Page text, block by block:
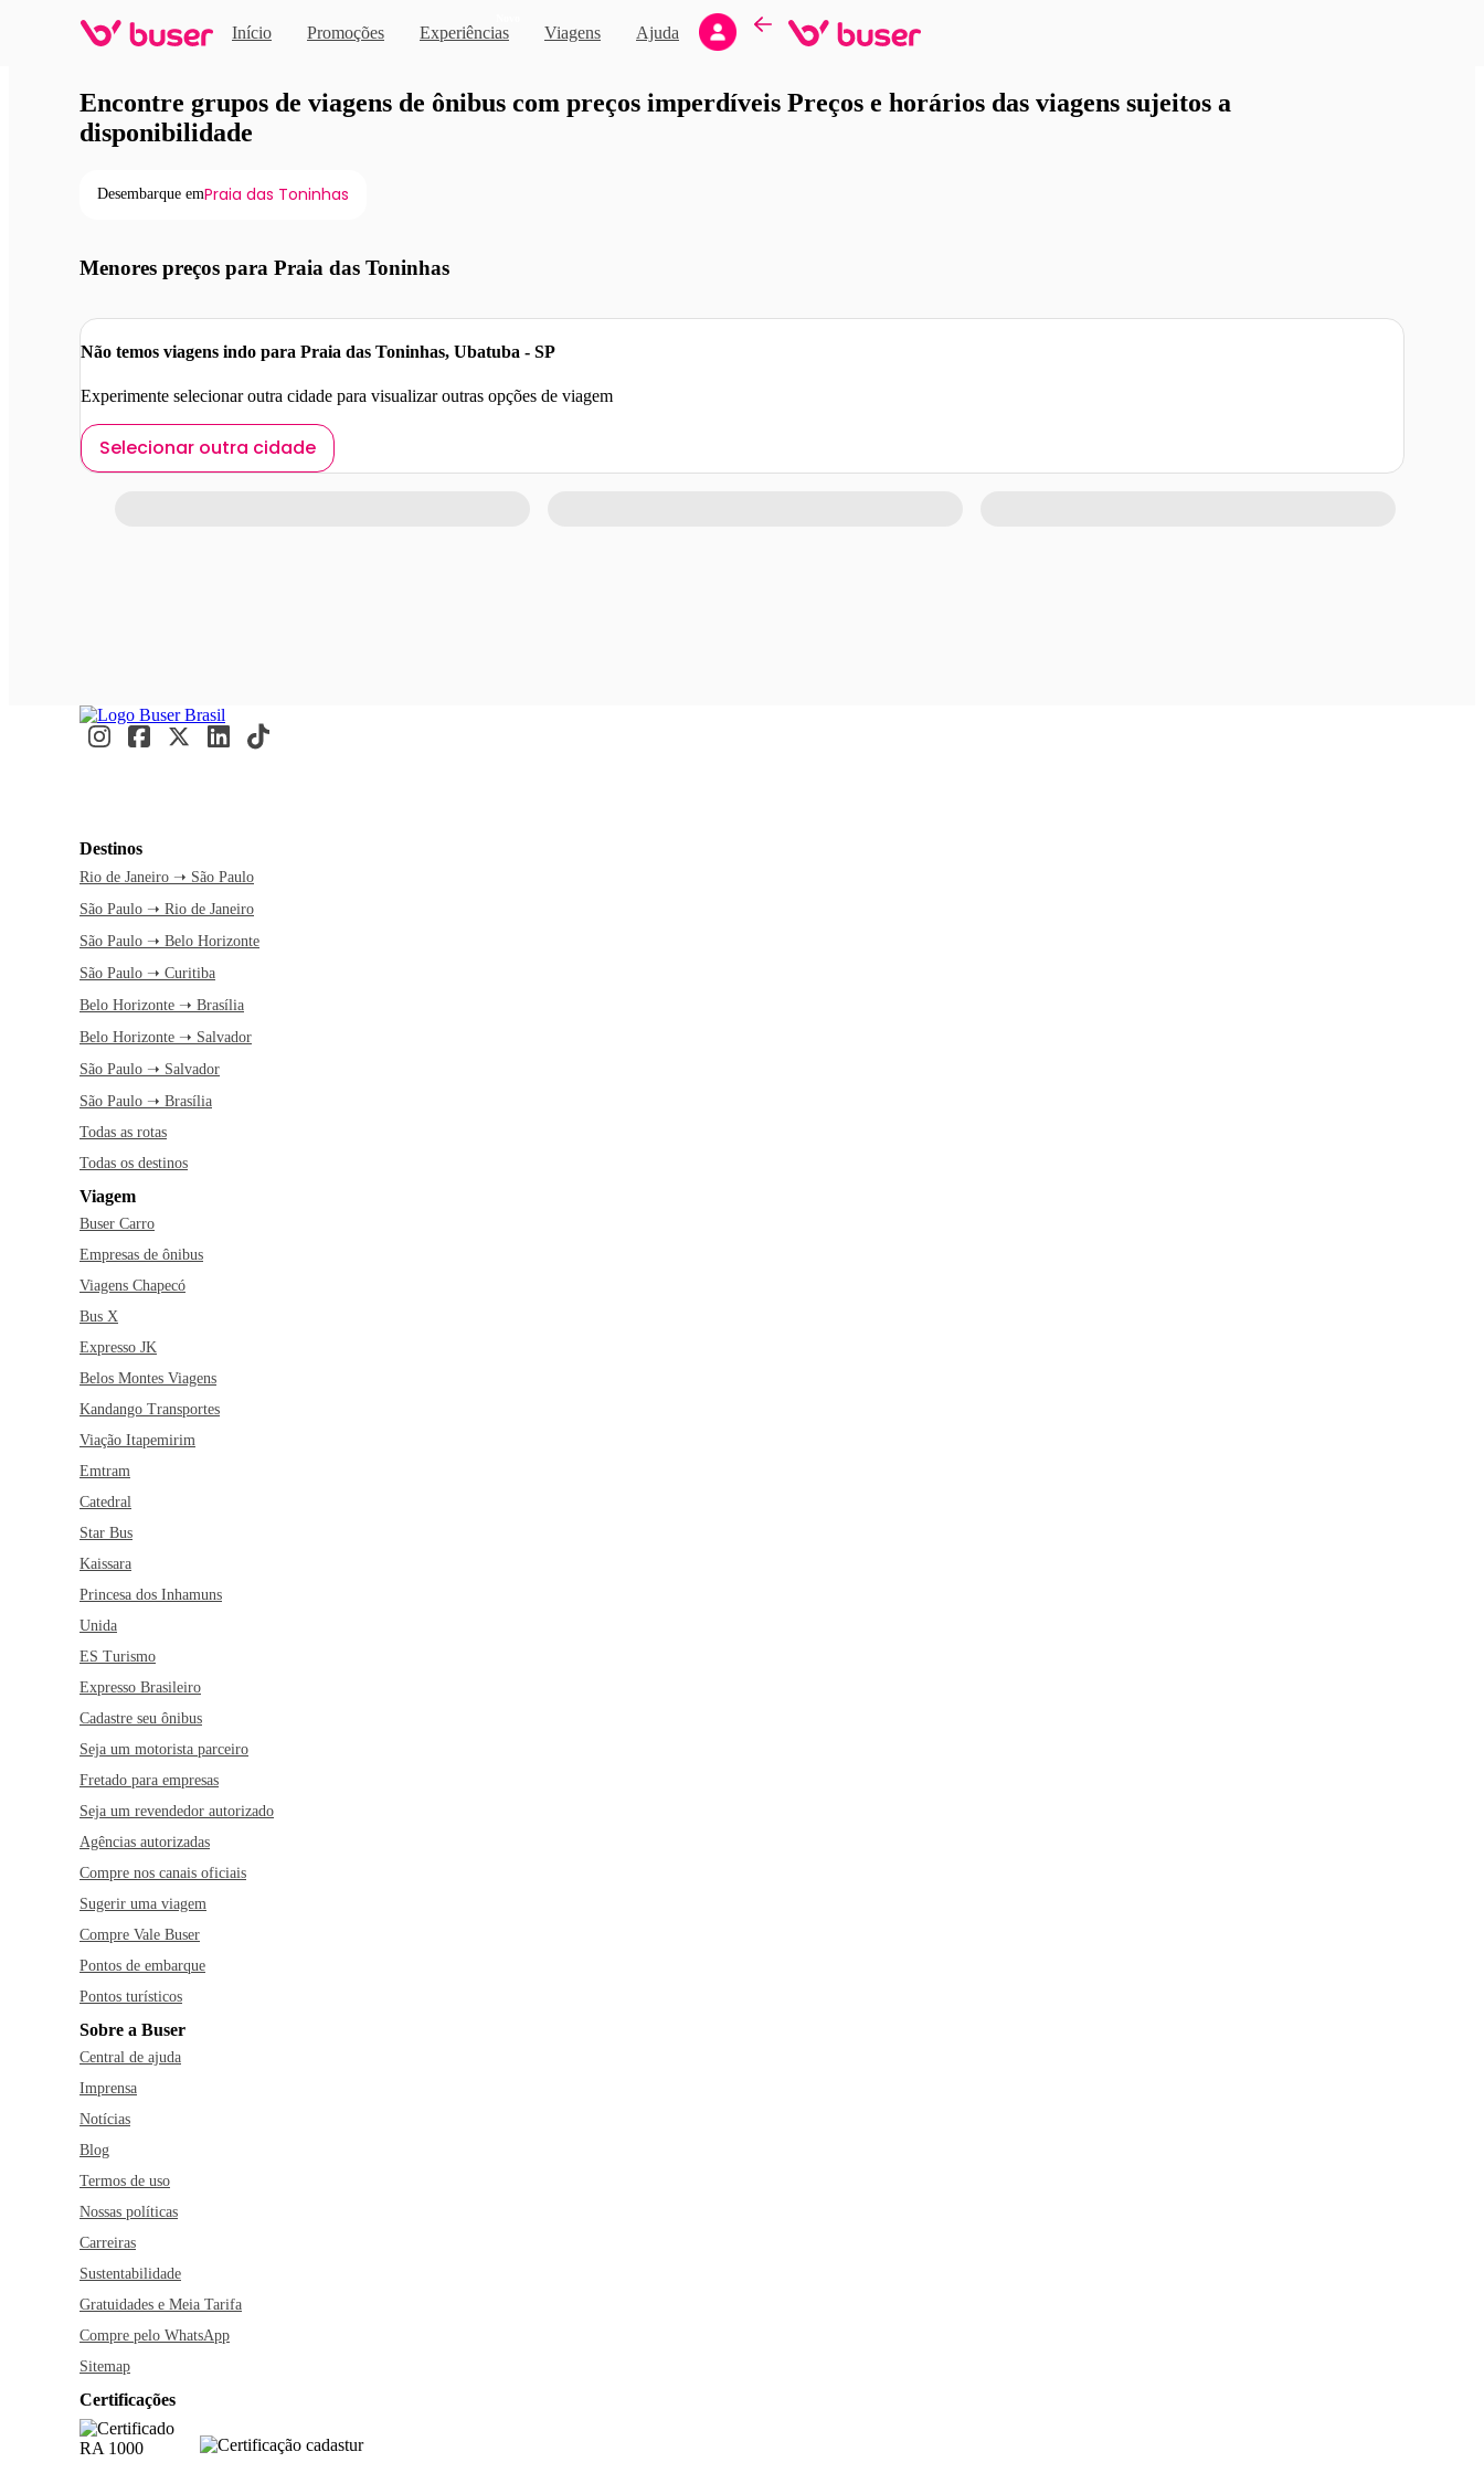
Início Promoções Experiências Viagens Ajuda
Viagens de ônibus em promoção
Encontre grupos de viagens de ônibus com preços imperdíveis Preços e horários das viagens sujeitos a
disponibilidade
Desembarque emPraia das Toninhas
Menores preços para Praia das Toninhas
Não temos viagens indo para Praia das Toninhas, Ubatuba - SP
Experimente selecionar outra cidade para visualizar outras opções de viagem
Selecionar outra cidade
Destinos
Rio de Janeiro ➝ São Paulo
São Paulo ➝ Rio de Janeiro
São Paulo ➝ Belo Horizonte
São Paulo ➝ Curitiba
Belo Horizonte ➝ Brasília
Belo Horizonte ➝ Salvador
São Paulo ➝ Salvador
São Paulo ➝ Brasília
Todas as rotas
Todas os destinos
Viagem
Buser Carro
Empresas de ônibus
Viagens Chapecó
Bus X
Expresso JK
Belos Montes Viagens
Kandango Transportes
Viação Itapemirim
Emtram
Catedral
Star Bus
Kaissara
Princesa dos Inhamuns
Unida
ES Turismo
Expresso Brasileiro
Cadastre seu ônibus
Seja um motorista parceiro
Fretado para empresas
Seja um revendedor autorizado
Agências autorizadas
Compre nos canais oficiais
Sugerir uma viagem
Compre Vale Buser
Pontos de embarque
Pontos turísticos
Sobre a Buser
Central de ajuda
Imprensa
Notícias
Blog
Termos de uso
Nossas políticas
Carreiras
Sustentabilidade
Gratuidades e Meia Tarifa
Compre pelo WhatsApp
Sitemap
Certificações